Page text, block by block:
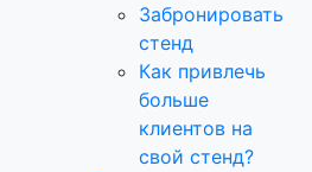
Забронировать
стенд
Как привлечь
больше
клиентов на
свой стенд?